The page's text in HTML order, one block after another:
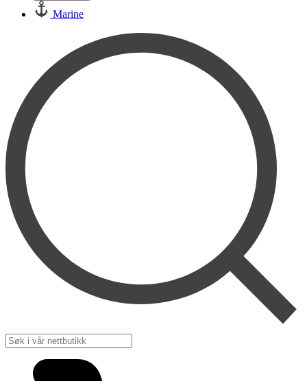
Marine